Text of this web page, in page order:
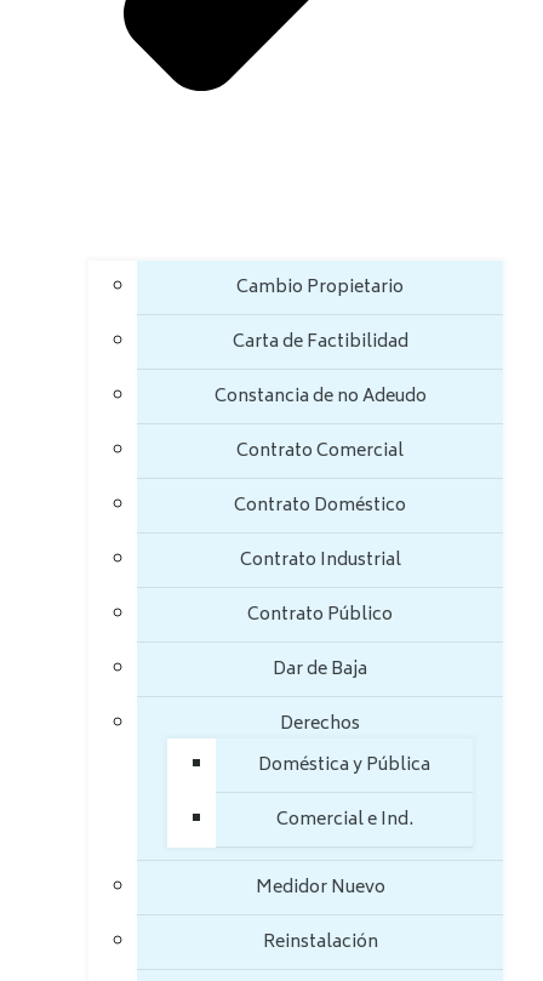
Cambio Propietario
Carta de Factibilidad
Constancia de no Adeudo
Contrato Comercial
Contrato Doméstico
Contrato Industrial
Contrato Público
Dar de Baja
Derechos
Doméstica y Pública
Comercial e Ind.
Medidor Nuevo
Reinstalación